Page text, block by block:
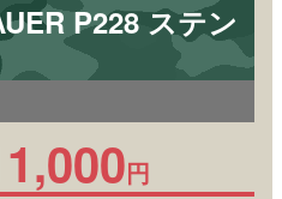
P228 ステン
円